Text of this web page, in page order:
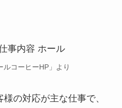
ルコーヒーHP」より
の対応が主な仕事で、